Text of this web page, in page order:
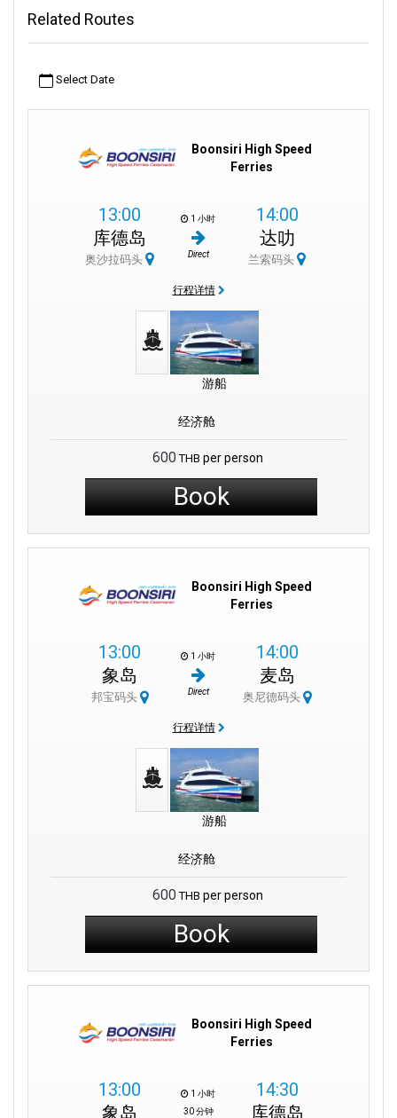
夢想著一個既無憂無慮又令人興奮的海島度假。 選擇 Boonsiri 高速
在 Boonsiri High Speed Ferries，我們非常關心讓您開心。 我們可
以帶您去瑪島、閣骨島等很酷的地方。
我們的渡輪以令人印象深刻的速度運行，迅速帶您前往島嶼探險。
這裡有一個有趣的事實：我們的空調船讓您的旅行與您的目的地一
當您踏上我們的高速雙體船時，您不僅僅是一名乘客 – 您還是一名
乘客。 您是 Boonsiri 家族不可或缺的一部分。 我們敬業的機組人員
決心為您打造一次難忘且無壓力的旅程。 我們隨時協助您安排旅
無論您是從曼谷前往閣島、瑪島、閣骨島或任何其他島嶼，都沒有
關係。 布恩斯里高速渡輪 (Boonsiri High Speed Ferries) 讓您的旅
我們希望通過我們的高速渡輪為您提供從 Laem Sok 碼頭前往瑪
島、閣骨島和其他好地方的美好而快捷的旅程。 有趣的是：我們還
輕鬆舒適旅行的最佳選擇。 隨著我們從曼谷發展到閣島，我們致力
公司服務：
節，為旅客提供舒適的航行。 為了讓您的生活更加美好，我們提供
從 曼谷 到 Laem Sok 碼頭的優質巴士服務。 這使您的旅行變得非常
順利和輕鬆，沒有任何壓力。
我們可靠的 Boonsiri 巴士確保從曼谷到碼頭的無縫旅行。
此外，我們的渡輪以良好、舒適的速度行駛，讓您享受愉快的旅
程。 而且，我們與達勒機場相連，讓您的旅行計劃更加輕鬆。
我們設計的船隻既提供速度又舒適，確保您快速到達
目的地。
空調舒適：乘坐我們的空調渡輪享受愉快的旅程，遠離炎熱，確保
無縫巴士服務：利用我們連接曼谷和 Laem Sok 碼頭的 Boonsiri 巴
士服務，簡化您的旅行。
多：通過我們四通八達的渡輪路線探索瑪島、閣骨島等地
：體驗瑪島沙灘的寧靜之美和水晶般清澈的海水。
Related Routes
Select Date
Boonsiri High Speed
Ferries
13:00
库德岛
奥沙拉码头
1 小时
Direct
14:00
达叻
兰索码头
行程详情
游船
经济舱
600 THB per person
Book
Boonsiri High Speed
Ferries
13:00
象岛
邦宝码头
1 小时
Direct
14:00
麦岛
奥尼德码头
行程详情
游船
经济舱
600 THB per person
Book
Boonsiri High Speed
Ferries
13:00
象岛
1 小时
30 分钟
14:30
库德岛